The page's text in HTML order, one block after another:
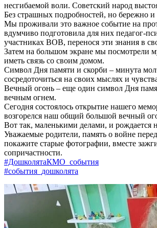
несгибаемой воли. Советский народ
Без страшных подробностей, но бережно
Мы проживали это важное событие на
вдумчиво подготовила для них педагог-
участниках ВОВ, перенося эти знания в
Затем на большом экране мы посмотрели
иметь связь со своим домом.
Символ Дня памяти и скорби – минута
сосредоточиться на своих мыслях и
Вечный огонь – еще один символ Дня
вечным огнем.
Сегодня состоялось открытие нашего
возгорелся наш общий большой вечный
Вот так, маленькими делами, и рождается
Уважаемые родители, память о войне
покажите старые фотографии, вместе
сопричастности.
#ДошколятаКМО_события
#события_дошколята